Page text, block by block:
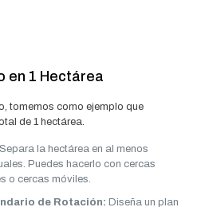
en 1 Hectárea
tomemos como ejemplo que
de 1 hectárea.
Separa la hectárea en al menos
Puedes hacerlo con cercas
o cercas móviles.
de Rotación: Diseña un plan